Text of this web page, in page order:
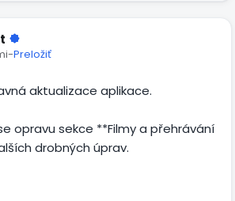
-Preložiť
aktualizace aplikace.
opravu sekce **Filmy a přehrávání
drobných úprav.
co nefunguje správně nebo se